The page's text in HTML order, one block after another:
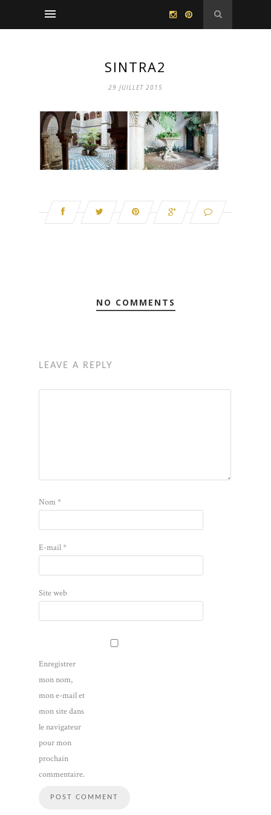
SINTRA2
29 JUILLET 2015
NO COMMENTS
LEAVE A REPLY
Nom*
E-mail*
Site web
Enregistrer
mon nom,
mon e-mail et
mon site dans
le navigateur
pour mon
prochain
commentaire.